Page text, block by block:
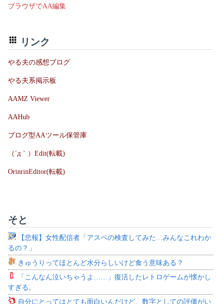
ブラウザでAA編集
リンク
やる夫の感想ブログ
やる夫系掲示板
AAMZ Viewer
AAHub
ブログ型AAツール保管庫
（´д｀）Edit(転載)
OrinrinEditor(転載)
そと
【悲報】女性配信者「アスペの検査してみた…みんなこれわか
るの？」
きゅうりってほとんど水分らしいけど食う意味ある？
「こんなん泣いちゃうよ……」復活したレトロゲームが懐かし
すぎる。
自分にとってはとても面白いんだけど、数字としての評価がい